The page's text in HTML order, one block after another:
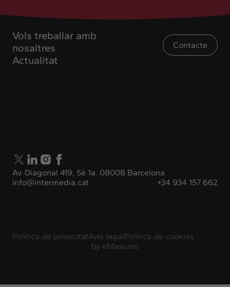
Vols treballar amb
nosaltres
Actualitat
Contacte
Av. Diagonal 419, 5è 1a. 08008 Barcelona
info@intermedia.cat
+34 934 157 662
Política de privacitatAvís legalPolítica de cookies
by eMascaró